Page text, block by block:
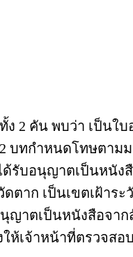
2 คัน พบว่า เป็น
บทกำหนดโทษตา
ด้รับอนุญาตเป็นห
ก เป็นเขตเฝ้าระ
ญาตเป็นหนังสือจ
เจ้าหน้าที่ตรวจสอ